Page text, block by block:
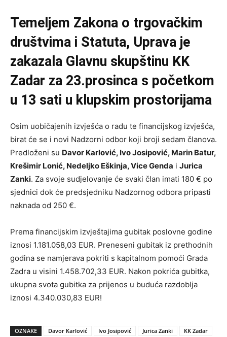
Temeljem Zakona o trgovačkim
društvima i Statuta, Uprava je
zakazala Glavnu skupštinu KK
Zadar za 23.prosinca s početkom
u 13 sati u klupskim prostorijama
Osim uobičajenih izvješća o radu te financijskog izvješća,
birat će se i novi Nadzorni odbor koji broji sedam članova.
Predloženi su Davor Karlović, Ivo Josipović, Marin Batur,
Krešimir Lonić, Nedeljko Eškinja, Vice Genda i Jurica
Zanki. Za svoje sudjelovanje će svaki član imati 180 € po
sjednici dok će predsjedniku Nadzornog odbora pripasti
naknada od 250 €.
Prema financijskim izvještajima gubitak poslovne godine
iznosi 1.181.058,03 EUR. Preneseni gubitak iz prethodnih
godina se namjerava pokriti s kapitalnom pomoći Grada
Zadra u visini 1.458.702,33 EUR. Nakon pokrića gubitka,
ukupna svota gubitka za prijenos u buduća razdoblja
iznosi 4.340.030,83 EUR!
OZNAKE Davor Karlović Ivo Josipović Jurica Zanki
KK Zadar